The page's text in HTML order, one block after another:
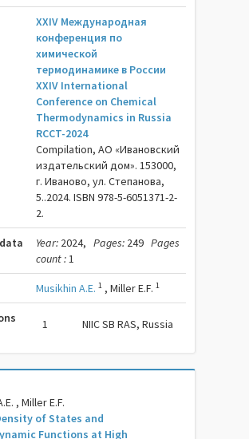
XXIV Международная
конференция по
химической
термодинамике в России
XXIV International
Conference on Chemical
Thermodynamics in Russia
RCCT-2024
Compilation, АО «Ивановский
издательский дом». 153000,
г. Иваново, ул. Степанова,
5..2024. ISBN 978-5-6051371-2-
2.
Year: 2024, Pages: 249 Pages
count :1
Musikhin A.E. 1 ,Miller E.F.1
1 NIIC SB RAS, Russia
, Miller E.F.
of States and
Functions at High